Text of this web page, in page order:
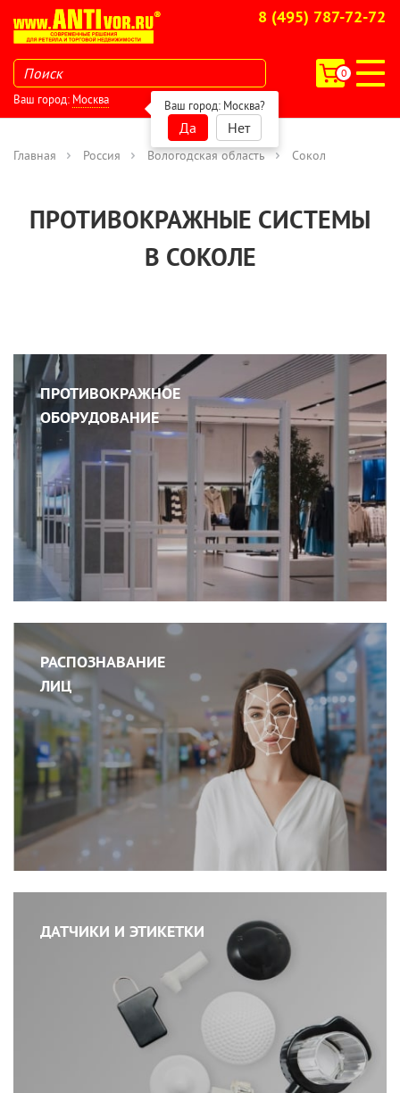
8 (495) 787-72-72
0
Ваш город: Москва Ваш город: Москва?
Да Нет
Главная Россия Вологодская область Сокол
ПРОТИВОКРАЖНЫЕ СИСТЕМЫ
В СОКОЛЕ
ПРОТИВОКРАЖНОЕ
ОБОРУДОВАНИЕ
РАСПОЗНАВАНИЕ
ЛИЦ
ДАТЧИКИ И ЭТИКЕТКИ